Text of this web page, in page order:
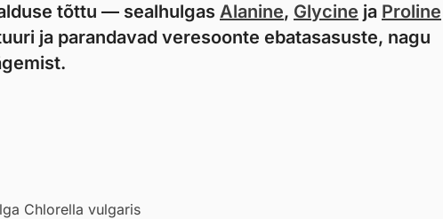
tõttu — sealhulgas Alanine, Glycine ja Proline
ja parandavad veresoonte ebatasasuste, nagu
Chlorella vulgaris